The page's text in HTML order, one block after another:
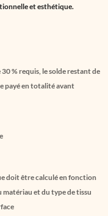
et esthétique.
% requis, le solde restant de
payé en totalité avant
doit être calculé en fonction
matériau et du type de tissu